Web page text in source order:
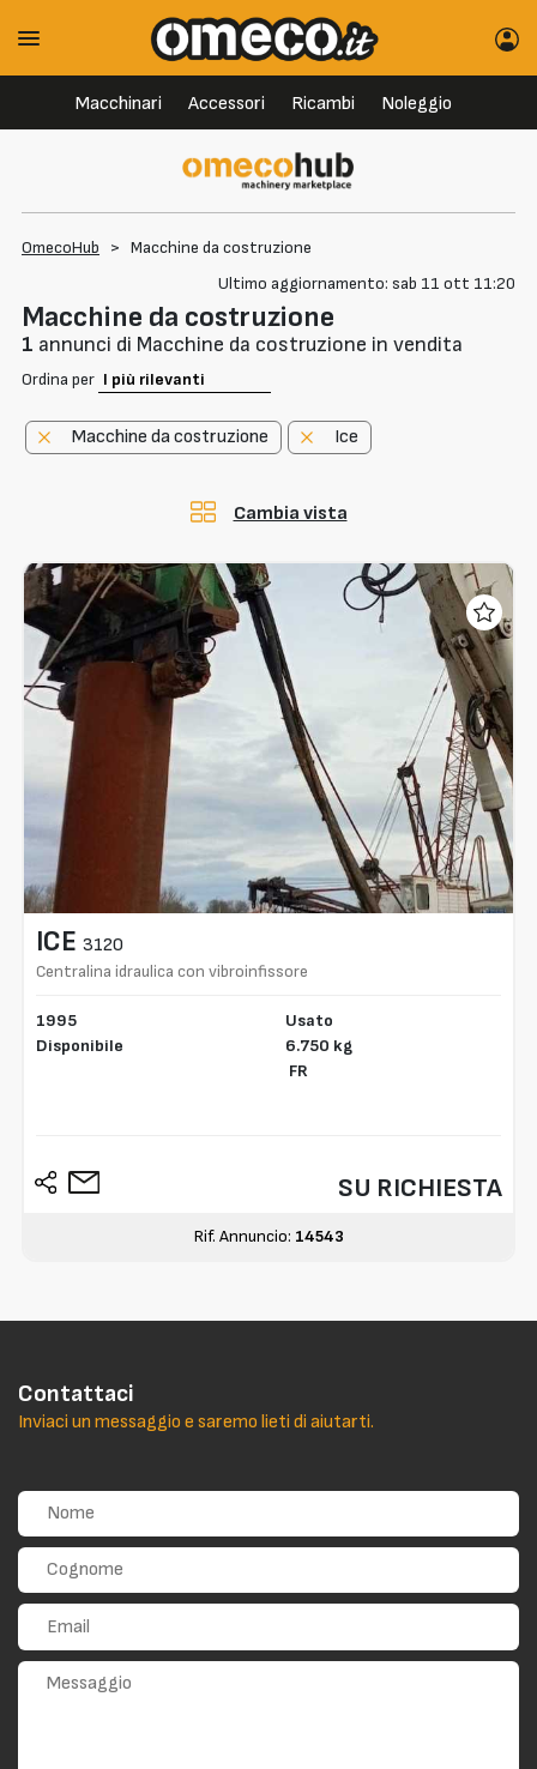
Macchinari Accessori Ricambi Noleggio
OmecoHub > Macchine da costruzione
Ultimo aggiornamento: sab 11 ott 11:20
Macchine da costruzione
1 annunci di Macchine da costruzione in vendita
Ordina per
Macchine da costruzione Ice
Cambia vista
ICE 3120
Centralina idraulica con vibroinfissore
1995
Disponibile
Usato
6.750 kg
FR
SU RICHIESTA
Rif. Annuncio: 14543
Contattaci
Inviaci un messaggio e saremo lieti di aiutarti.